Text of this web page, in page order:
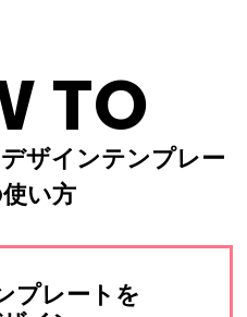
TO
ザインテンプレー
使い方
プレートを